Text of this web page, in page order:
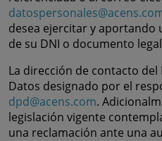
desea ejercitar y aportando
de su DNI o documento
La dirección de contacto
Datos designado por el
dpd@acens.com.
legislación vigente
una reclamación ante una